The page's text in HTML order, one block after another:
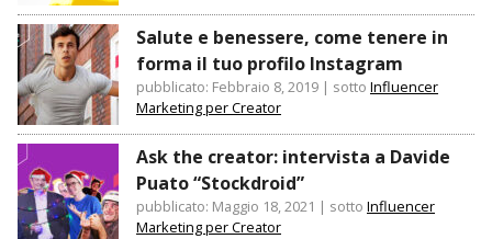
Salute e benessere, come tenere in
forma il tuo profilo Instagram
pubblicato: Febbraio 8, 2019 | sotto Influencer
Marketing per Creator
Ask the creator: intervista a Davide
Puato “Stockdroid”
pubblicato: Maggio 18, 2021 | sotto Influencer
Marketing per Creator